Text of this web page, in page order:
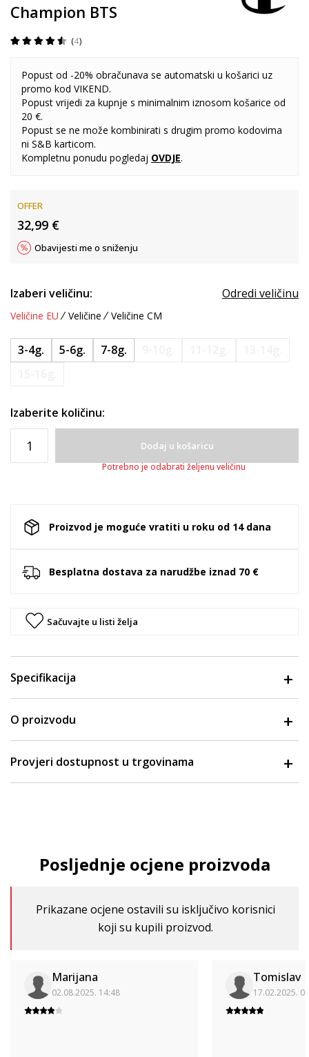
Champion BTS
4
Popust od -20% obračunava se automatski u košarici uz
promo kod VIKEND.
Popust vrijedi za kupnje s minimalnim iznosom košarice od
20 €.
Popust se ne može kombinirati s drugim promo kodovima
ni S&B karticom.
Kompletnu ponudu pogledaj OVDJE.
OFFER
32,99 €
Obavijesti me o sniženju
Izaberi veličinu: Odredi veličinu
Veličine EU Veličine Veličine CM
3-4g. 5-6g. 7-8g.
Izaberite količinu:
Dodaj u košaricu
Potrebno je odabrati željenu veličinu
Proizvod je moguće vratiti u roku od 14 dana
Besplatna dostava za narudžbe iznad 70 €
Sačuvajte u listi želja
Specifikacija
O proizvodu
Provjeri dostupnost u trgovinama
Posljednje ocjene proizvoda
Prikazane ocjene ostavili su isključivo korisnici
koji su kupili proizvod.
Marijana
02.08.2025. 14:48
Tomislav
17.02.2025.